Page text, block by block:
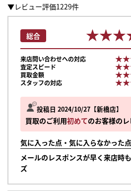
▼レビュー評価1229件
投稿日 2024/10/27 新橋店
買取のご利用初めてのお客様の
気に入った点・気に入らなかった点
メールのレスポンスが早く来店時
ズ
総合
来店問い合わせへの対応
査定スピード
買取金額
スタッフの対応